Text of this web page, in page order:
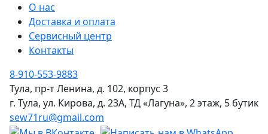
О нас
Доставка и оплата
Сервисный центр
Контакты
8-910-553-9883
Тула, пр-т Ленина, д. 102, корпус 3
г. Тула, ул. Кирова, д. 23А, ТД «Лагуна», 2 этаж, 5 бутик
sew71ru@gmail.com